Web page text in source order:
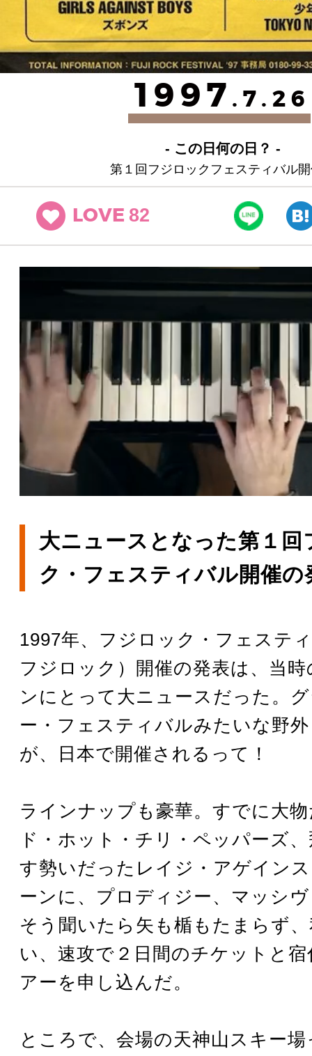
1997 .7.26
- この日何の日？ -
第１回フジロックフェスティバル
LOVE 82
大ニュースとなった第１回
ク・フェスティバル開催の
1997年、フジロック・フェステ
フジロック）開催の発表は、当
ンにとって大ニュースだった。
ー・フェスティバルみたいな野
が、日本で開催されるって！
ラインナップも豪華。すでに大
ド・ホット・チリ・ペッパーズ
す勢いだったレイジ・アゲイン
ーンに、プロディジー、マッシ
そう聞いたら矢も楯もたまらず
い、速攻で２日間のチケットと
アーを申し込んだ。
ところで、会場の天神山スキー